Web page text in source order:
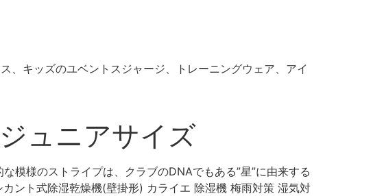
キッズのユベントスジャージ、トレーニングウェア、アイ
ュニアサイズ
模様のストライプは、クラブのDNAでもある”星”に由来する
ント式除湿乾燥機(壁掛形) カライエ 除湿機 梅雨対策 湿気対